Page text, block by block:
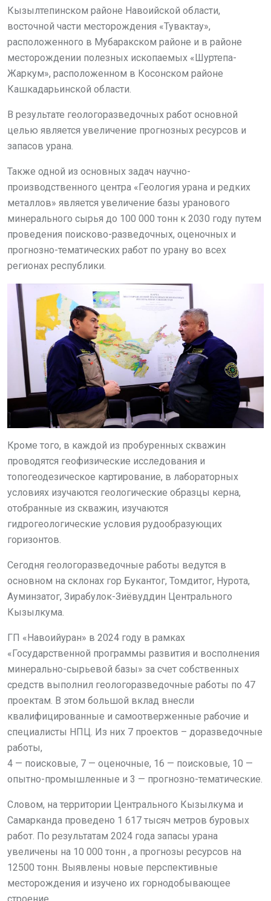
Кызылтепинском районе Навоийской области,
восточной части месторождения «Тувактау»,
расположенного в Мубаракском районе и в районе
месторождении полезных ископаемых «Шуртепа-
Жаркум», расположенном в Косонском районе
Кашкадарьинской области.
В результате геологоразведочных работ основной
целью является увеличение прогнозных ресурсов и
запасов урана.
Также одной из основных задач научно-
производственного центра «Геология урана и редких
металлов» является увеличение базы уранового
минерального сырья до 100 000 тонн к 2030 году путем
проведения поисково-разведочных, оценочных и
прогнозно-тематических работ по урану во всех
регионах республики.
Кроме того, в каждой из пробуренных скважин
проводятся геофизические исследования и
топогеодезическое картирование, в лабораторных
условиях изучаются геологические образцы керна,
отобранные из скважин, изучаются
гидрогеологические условия рудообразующих
горизонтов.
Сегодня геологоразведочные работы ведутся в
основном на склонах гор Букантог, Томдитог, Нурота,
Ауминзатог, Зирабулок-Зиёвуддин Центрального
Кызылкума.
ГП «Навоийуран» в 2024 году в рамках
«Государственной программы развития и восполнения
минерально-сырьевой базы» за счет собственных
средств выполнил геологоразведочные работы по 47
проектам. В этом большой вклад внесли
квалифицированные и самоотверженные рабочие и
специалисты НПЦ. Из них 7 проектов – доразведочные
работы,
4 — поисковые, 7 — оценочные, 16 — поисковые, 10 —
опытно-промышленные и 3 — прогнозно-тематические.
Словом, на территории Центрального Кызылкума и
Самарканда проведено 1 617 тысяч метров буровых
работ. По результатам 2024 года запасы урана
увеличены на 10 000 тонн , а прогнозы ресурсов на
12500 тонн. Выявлены новые перспективные
месторождения и изучено их горнодобывающее
строение.